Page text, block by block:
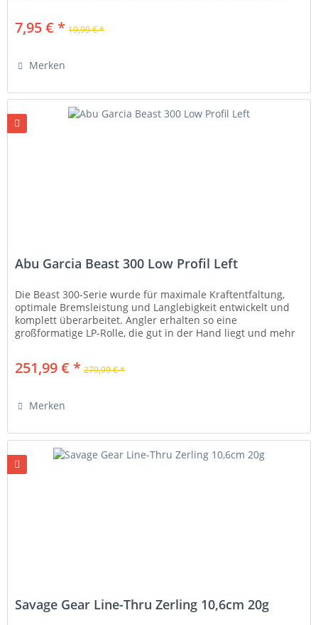
7,95 € * 19,99 € *
Merken
Abu Garcia Beast 300 Low Profil Left
Die Beast 300-Serie wurde für maximale Kraftentfaltung,
optimale Bremsleistung und Langlebigkeit entwickelt und
komplett überarbeitet. Angler erhalten so eine
großformatige LP-Rolle, die gut in der Hand liegt und mehr
251,99 € * 279,99 € *
Merken
Savage Gear Line-Thru Zerling 10,6cm 20g